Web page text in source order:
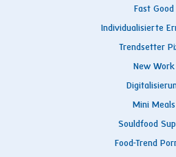
Fast Good
Individualisierte
Trendsetter
New Work
Mini Meals
Souldfood
Food-Trend